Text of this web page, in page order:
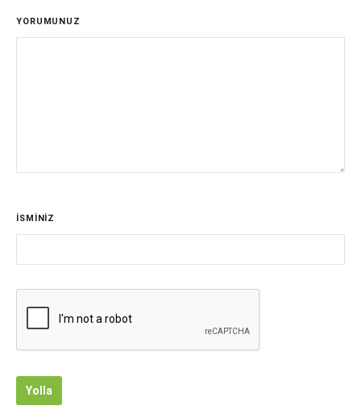
YORUMUNUZ
İSMİNİZ
Yolla